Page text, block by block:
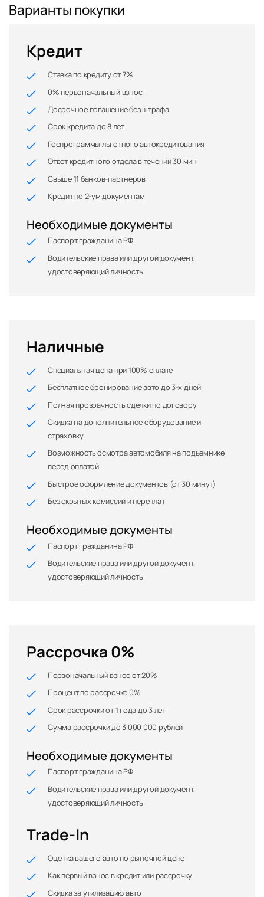
Варианты покупки
Кредит
Ставка по кредиту от 7%
0% первоначальный взнос
Досрочное погашение без штрафа
Срок кредита до 8 лет
Госпрограммы льготного автокредитования
Ответ кредитного отдела в течении 30 мин
Свыше 11 банков-партнеров
Кредит по 2-ум документам
Необходимые документы
Паспорт гражданина РФ
Водительские права или другой документ,
удостоверяющий личность
Наличные
Специальная цена при 100% оплате
Бесплатное бронирование авто до 3-х дней
Полная прозрачность сделки по договору
Скидка на дополнительное оборудование и
страховку
Возможность осмотра автомобиля на подъемнике
перед оплатой
Быстрое оформление документов (от 30 минут)
Без скрытых комиссий и переплат
Необходимые документы
Паспорт гражданина РФ
Водительские права или другой документ,
удостоверяющий личность
Рассрочка 0%
Первоначальный взнос от 20%
Процент по рассрочке 0%
Срок рассрочки от 1 года до 3 лет
Сумма рассрочки до 3 000 000 рублей
Необходимые документы
Паспорт гражданина РФ
Водительские права или другой документ,
удостоверяющий личность
Trade-In
Оценка вашего авто по рыночной цене
Как первый взнос в кредит или рассрочку
Скидка за утилизацию авто